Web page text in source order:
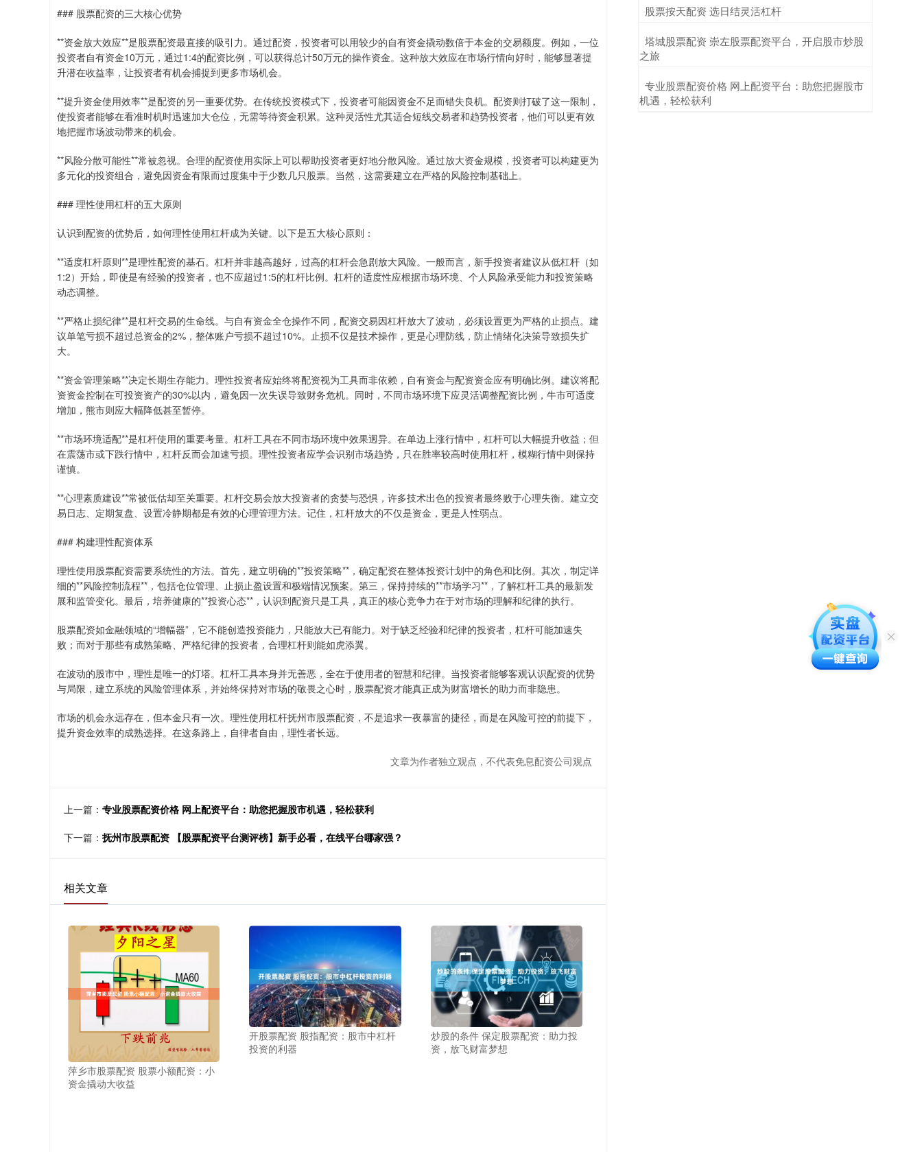
### 股票配资的三大核心优势
**资金放大效应**是股票配资最直接的吸引力。通过配资，投资者可以用较少的自有资金撬动数倍于本金的交易额度。例如，一位
投资者自有资金10万元，通过1:4的配资比例，可以获得总计50万元的操作资金。这种放大效应在市场行情向好时，能够显著提
升潜在收益率，让投资者有机会捕捉到更多市场机会。
**提升资金使用效率**是配资的另一重要优势。在传统投资模式下，投资者可能因资金不足而错失良机。配资则打破了这一限制，
使投资者能够在看准时机时迅速加大仓位，无需等待资金积累。这种灵活性尤其适合短线交易者和趋势投资者，他们可以更有效
地把握市场波动带来的机会。
**风险分散可能性**常被忽视。合理的配资使用实际上可以帮助投资者更好地分散风险。通过放大资金规模，投资者可以构建更为
多元化的投资组合，避免因资金有限而过度集中于少数几只股票。当然，这需要建立在严格的风险控制基础上。
### 理性使用杠杆的五大原则
认识到配资的优势后，如何理性使用杠杆成为关键。以下是五大核心原则：
**适度杠杆原则**是理性配资的基石。杠杆并非越高越好，过高的杠杆会急剧放大风险。一般而言，新手投资者建议从低杠杆（如
1:2）开始，即使是有经验的投资者，也不应超过1:5的杠杆比例。杠杆的适度性应根据市场环境、个人风险承受能力和投资策略
动态调整。
**严格止损纪律**是杠杆交易的生命线。与自有资金全仓操作不同，配资交易因杠杆放大了波动，必须设置更为严格的止损点。建
议单笔亏损不超过总资金的2%，整体账户亏损不超过10%。止损不仅是技术操作，更是心理防线，防止情绪化决策导致损失扩
大。
**资金管理策略**决定长期生存能力。理性投资者应始终将配资视为工具而非依赖，自有资金与配资资金应有明确比例。建议将配
资资金控制在可投资资产的30%以内，避免因一次失误导致财务危机。同时，不同市场环境下应灵活调整配资比例，牛市可适度
增加，熊市则应大幅降低甚至暂停。
**市场环境适配**是杠杆使用的重要考量。杠杆工具在不同市场环境中效果迥异。在单边上涨行情中，杠杆可以大幅提升收益；但
在震荡市或下跌行情中，杠杆反而会加速亏损。理性投资者应学会识别市场趋势，只在胜率较高时使用杠杆，模糊行情中则保持
谨慎。
**心理素质建设**常被低估却至关重要。杠杆交易会放大投资者的贪婪与恐惧，许多技术出色的投资者最终败于心理失衡。建立交
易日志、定期复盘、设置冷静期都是有效的心理管理方法。记住，杠杆放大的不仅是资金，更是人性弱点。
### 构建理性配资体系
理性使用股票配资需要系统性的方法。首先，建立明确的**投资策略**，确定配资在整体投资计划中的角色和比例。其次，制定详
细的**风险控制流程**，包括仓位管理、止损止盈设置和极端情况预案。第三，保持持续的**市场学习**，了解杠杆工具的最新发
展和监管变化。最后，培养健康的**投资心态**，认识到配资只是工具，真正的核心竞争力在于对市场的理解和纪律的执行。
股票配资如金融领域的“增幅器”，它不能创造投资能力，只能放大已有能力。对于缺乏经验和纪律的投资者，杠杆可能加速失
败；而对于那些有成熟策略、严格纪律的投资者，合理杠杆则能如虎添翼。
在波动的股市中，理性是唯一的灯塔。杠杆工具本身并无善恶，全在于使用者的智慧和纪律。当投资者能够客观认识配资的优势
与局限，建立系统的风险管理体系，并始终保持对市场的敬畏之心时，股票配资才能真正成为财富增长的助力而非隐患。
市场的机会永远存在，但本金只有一次。理性使用杠杆抚州市股票配资，不是追求一夜暴富的捷径，而是在风险可控的前提下，
提升资金效率的成熟选择。在这条路上，自律者自由，理性者长远。
文章为作者独立观点，不代表免息配资公司观点
上一篇： 专业股票配资价格 网上配资平台：助您把握股市机遇，轻松获利
下一篇： 抚州市股票配资 【股票配资平台测评榜】新手必看，在线平台哪家强？
相关文章
萍乡市股票配资 股票小额配资：小
资金撬动大收益
开股票配资 股指配资：股市中杠杆
投资的利器
炒股的条件 保定股票配资：助力投
资，放飞财富梦想
​股票按天配资 选日结灵活杠杆
​塔城股票配资 崇左股票配资平台，开启股市炒股
之旅
​专业股票配资价格 网上配资平台：助您把握股市
机遇，轻松获利